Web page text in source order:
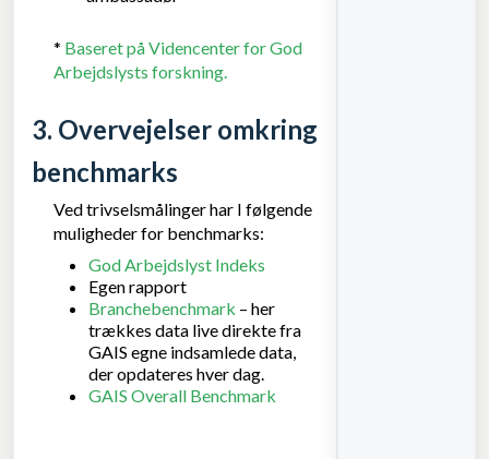
* Baseret på Videncenter for God
Arbejdslysts forskning.
3. Overvejelser omkring
benchmarks
Ved trivselsmålinger har I følgende
muligheder for benchmarks:
God Arbejdslyst Indeks
Egen rapport
Branchebenchmark – her
trækkes data live direkte fra
GAIS egne indsamlede data,
der opdateres hver dag.
GAIS Overall Benchmark